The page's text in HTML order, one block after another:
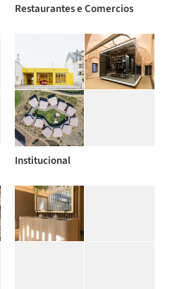
Restaurantes e Comercios
Institucional